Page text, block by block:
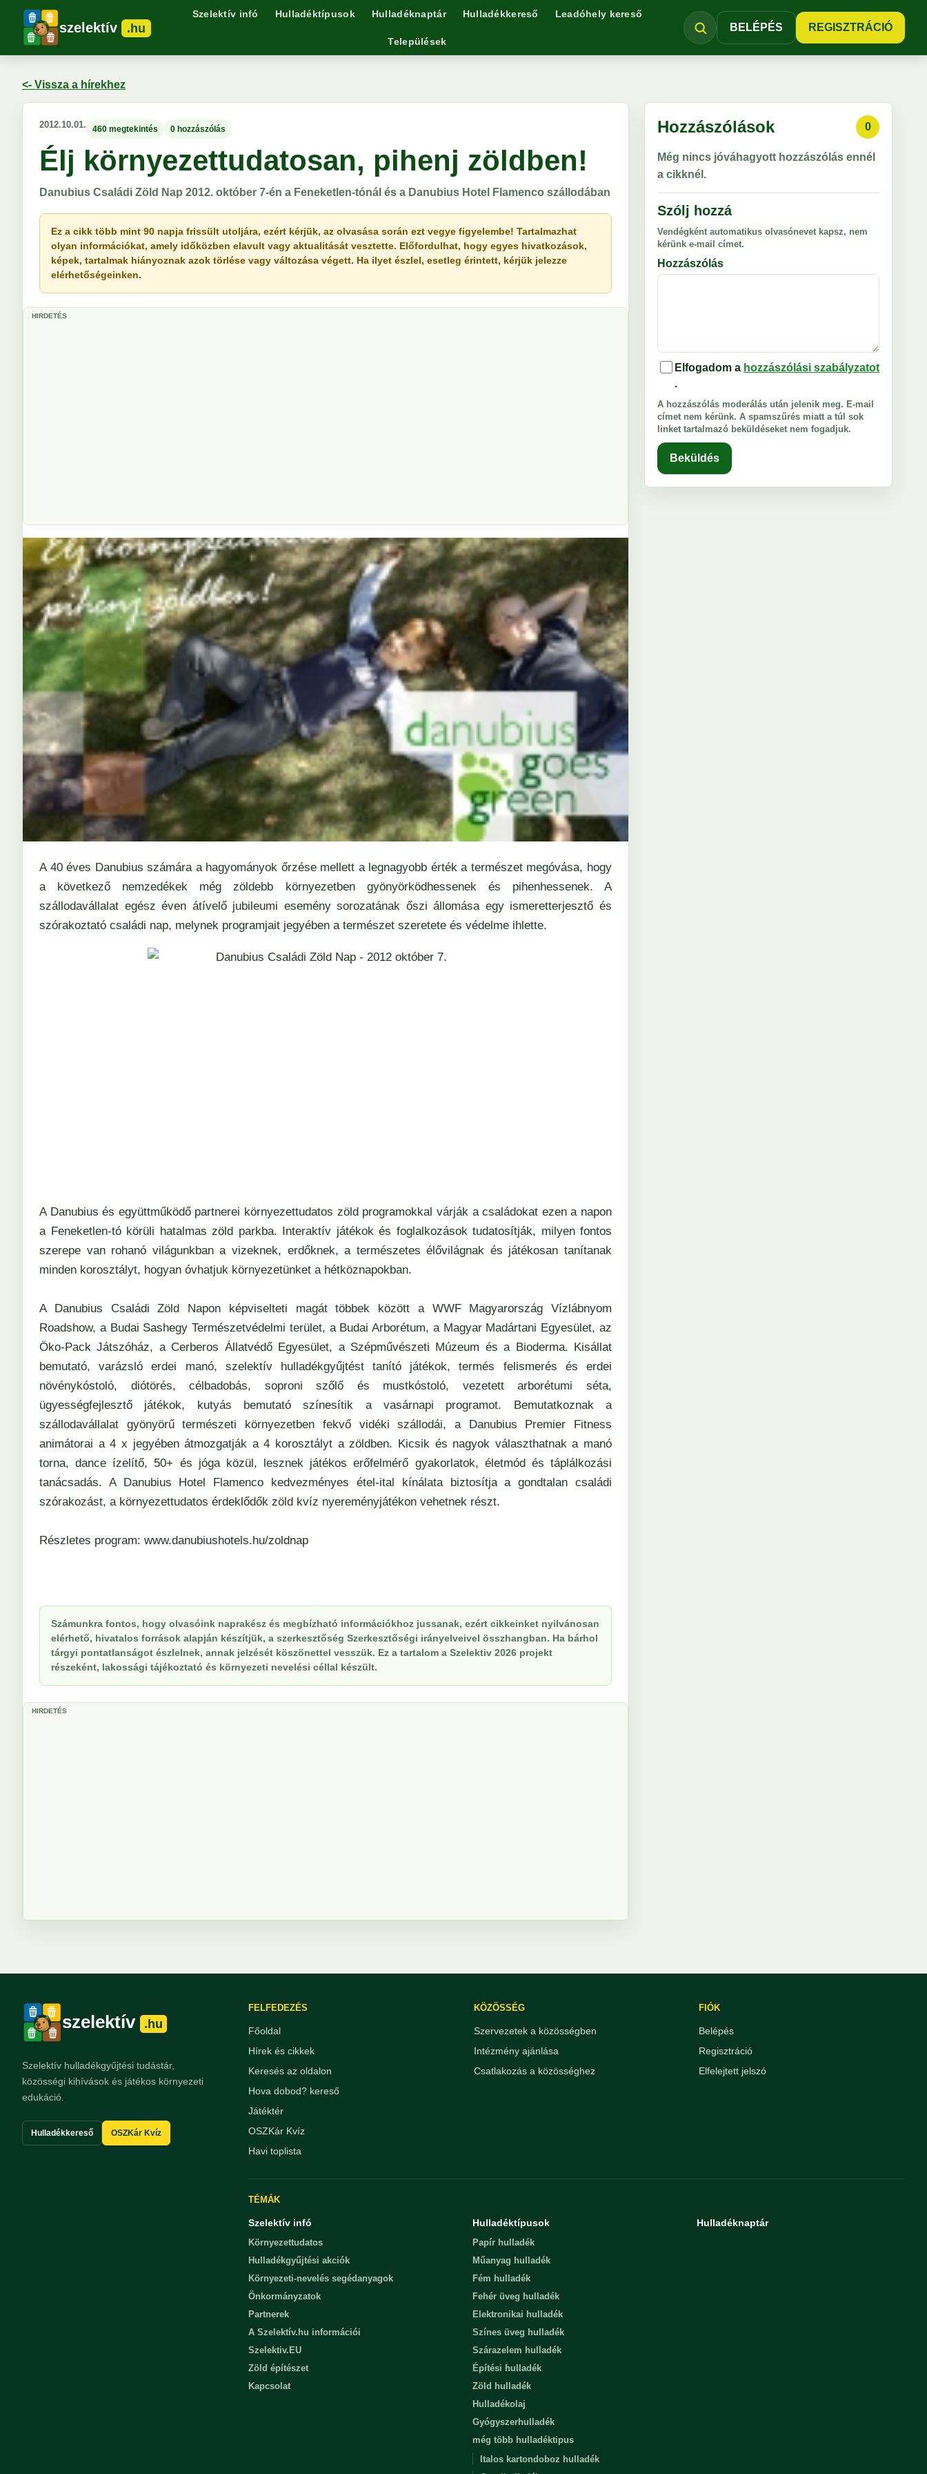
szelektív .hu
Szelektív infó Hulladéktípusok Hulladéknaptár Hulladékkereső Leadóhely kereső
Települések
BELÉPÉS REGISZTRÁCIÓ
<- Vissza a hírekhez
2012.10.01. 460 megtekintés 0 hozzászólás
Élj környezettudatosan, pihenj zöldben!
Danubius Családi Zöld Nap 2012. október 7-én a Feneketlen-tónál és a Danubius Hotel Flamenco szállodában
Ez a cikk több mint 90 napja frissült utoljára, ezért kérjük, az olvasása során ezt vegye figyelembe! Tartalmazhat
olyan információkat, amely időközben elavult vagy aktualitását vesztette. Előfordulhat, hogy egyes hivatkozások,
képek, tartalmak hiányoznak azok törlése vagy változása végett. Ha ilyet észlel, esetleg érintett, kérjük jelezze
elérhetőségeinken.
HIRDETÉS
A 40 éves Danubius számára a hagyományok őrzése mellett a legnagyobb érték a természet megóvása, hogy
a következő nemzedékek még zöldebb környezetben gyönyörködhessenek és pihenhessenek. A
szállodavállalat egész éven átívelő jubileumi esemény sorozatának őszi állomása egy ismeretterjesztő és
szórakoztató családi nap, melynek programjait jegyében a természet szeretete és védelme ihlette.
A Danubius és együttműködő partnerei környezettudatos zöld programokkal várják a családokat ezen a napon
a Feneketlen-tó körüli hatalmas zöld parkba. Interaktív játékok és foglalkozások tudatosítják, milyen fontos
szerepe van rohanó világunkban a vizeknek, erdőknek, a természetes élővilágnak és játékosan tanítanak
minden korosztályt, hogyan óvhatjuk környezetünket a hétköznapokban.
A Danubius Családi Zöld Napon képviselteti magát többek között a WWF Magyarország Vízlábnyom
Roadshow, aBudai Sashegy Természetvédelmi terület, a Budai Arborétum, a Magyar Madártani Egyesület, az
Öko-Pack Játszóház, aCerberos Állatvédő Egyesület, a Szépművészeti Múzeum és a Bioderma. Kisállat
bemutató, varázsló erdei manó, szelektív hulladékgyűjtést tanító játékok, termés felismerés és erdei
növénykóstoló, diótörés, célbadobás, soproni szőlő és mustkóstoló, vezetett arborétumi séta,
ügyességfejlesztő játékok, kutyás bemutató színesítik a vasárnapi programot. Bemutatkoznak a
szállodavállalat gyönyörű természeti környezetben fekvő vidéki szállodái, a Danubius Premier Fitness
animátorai a 4 x jegyében átmozgatják a 4 korosztályt a zöldben. Kicsik és nagyok választhatnak a manó
torna, dance ízelítő, 50+ és jóga közül, lesznek játékos erőfelmérő gyakorlatok, életmód és táplálkozási
tanácsadás. A Danubius Hotel Flamenco kedvezményes étel-ital kínálata biztosítja a gondtalan családi
szórakozást, a környezettudatos érdeklődők zöld kvíz nyereményjátékon vehetnek részt.
Részletes program: www.danubiushotels.hu/zoldnap
Számunkra fontos, hogy olvasóink naprakész és megbízható információkhoz jussanak, ezért cikkeinket nyilvánosan
elérhető, hivatalos források alapján készítjük, a szerkesztőség Szerkesztőségi irányelveivel összhangban. Ha bárhol
tárgyi pontatlanságot észlelnek, annak jelzését köszönettel vesszük. Ez a tartalom a Szelektiv 2026 projekt
részeként, lakossági tájékoztató és környezeti nevelési céllal készült.
HIRDETÉS
Hozzászólások 0
Még nincs jóváhagyott hozzászólás ennél
a cikknél.
Szólj hozzá
Vendégként automatikus olvasónevet kapsz, nem
kérünk e-mail címet.
Hozzászólás
Elfogadom a hozzászólási szabályzatot
.
A hozzászólás moderálás után jelenik meg. E-mail
címet nem kérünk. A spamszűrés miatt a túl sok
linket tartalmazó beküldéseket nem fogadjuk.
Beküldés
szelektív .hu
Szelektív hulladékgyűjtési tudástár,
közösségi kihívások és játékos környezeti
edukáció.
Hulladékkereső OSZKár Kvíz
FELFEDEZÉS
Főoldal
Hírek és cikkek
Keresés az oldalon
Hova dobod? kereső
Játéktér
OSZKár Kvíz
Havi toplista
KÖZÖSSÉG
Szervezetek a közösségben
Intézmény ajánlása
Csatlakozás a közösséghez
FIÓK
Belépés
Regisztráció
Elfelejtett jelszó
TÉMÁK
Szelektív infó
Környezettudatos
Hulladékgyűjtési akciók
Környezeti-nevelés segédanyagok
Önkormányzatok
Partnerek
A Szelektív.hu információi
Szelektiv.EU
Zöld építészet
Kapcsolat
Hulladéktípusok
Papír hulladék
Műanyag hulladék
Fém hulladék
Fehér üveg hulladék
Elektronikai hulladék
Színes üveg hulladék
Szárazelem hulladék
Építési hulladék
Zöld hulladék
Hulladékolaj
Gyógyszerhulladék
még több hulladéktipus
Italos kartondoboz hulladék
Hulladéknaptár